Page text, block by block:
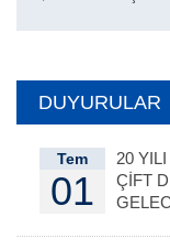
DUYURULAR
Tem
01
20
ÇİFT